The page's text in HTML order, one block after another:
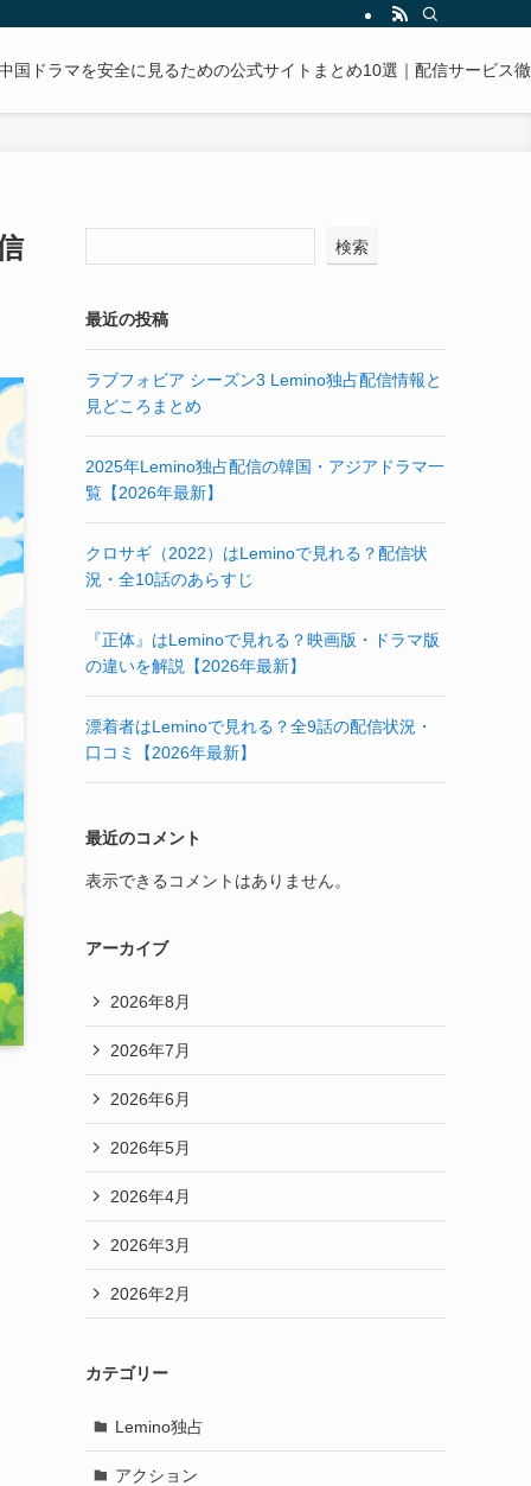
国ドラマを安全に見るための公式サイトまとめ10選｜配信サービス
検索
最近の投稿
ラブフォビア シーズン3 Lemino独占配信情報と
見どころまとめ
2025年Lemino独占配信の韓国・アジアドラマ一
覧【2026年最新】
クロサギ（2022）はLeminoで見れる？配信状
況・全10話のあらすじ
『正体』はLeminoで見れる？映画版・ドラマ版
の違いを解説【2026年最新】
漂着者はLeminoで見れる？全9話の配信状況・
口コミ【2026年最新】
最近のコメント
表示できるコメントはありません。
アーカイブ
2026年8月
2026年7月
2026年6月
2026年5月
2026年4月
2026年3月
2026年2月
カテゴリー
Lemino独占
アクション